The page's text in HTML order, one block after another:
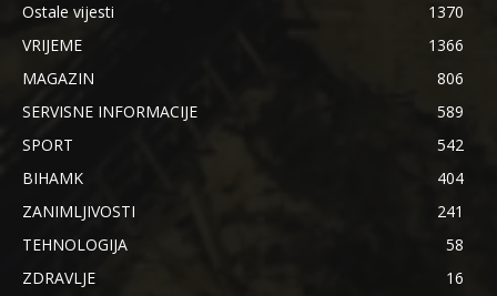
Ostale vijesti
1370
VRIJEME
1366
MAGAZIN
806
SERVISNE INFORMACIJE
589
SPORT
542
BIHAMK
404
ZANIMLJIVOSTI
241
TEHNOLOGIJA
58
ZDRAVLJE
16